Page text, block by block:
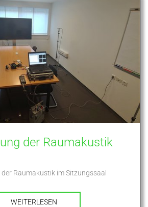
der Raumakustik
Raumakustik im Sitzungssaal
WEITERLESEN